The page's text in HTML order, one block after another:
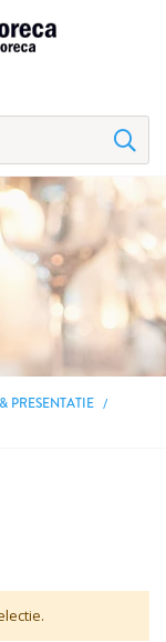
PRESENTATIE